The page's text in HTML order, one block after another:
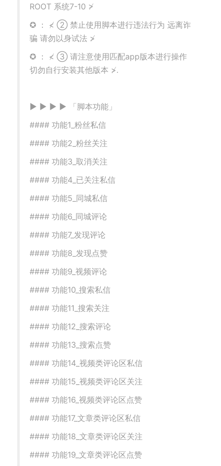
ROOT 系统7-10 ≯
✪ ： ≮ ② 禁止使用脚本进行违法行为 远离诈
骗 请勿以身试法 ≯
✪ ： ≮ ③ 请注意使用匹配app版本进行操作
切勿自行安装其他版本 ≯.
▶ ▶ ▶ ▶ 「脚本功能」
#### 功能1_粉丝私信
#### 功能2_粉丝关注
#### 功能3_取消关注
#### 功能4_已关注私信
#### 功能5_同城私信
#### 功能6_同城评论
#### 功能7_发现评论
#### 功能8_发现点赞
#### 功能9_视频评论
#### 功能10_搜索私信
#### 功能11_搜索关注
#### 功能12_搜索评论
#### 功能13_搜索点赞
#### 功能14_视频类评论区私信
#### 功能15_视频类评论区关注
#### 功能16_视频类评论区点赞
#### 功能17_文章类评论区私信
#### 功能18_文章类评论区关注
#### 功能19_文章类评论区点赞